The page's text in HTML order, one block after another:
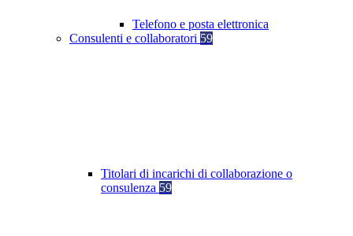
Telefono e posta elettronica
Consulenti e collaboratori 59
Titolari di incarichi di collaborazione o
consulenza 59